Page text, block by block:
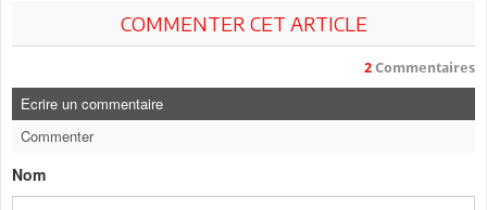
COMMENTER CET ARTICLE
2 Commentaires
Ecrire un commentaire
Commenter
Nom